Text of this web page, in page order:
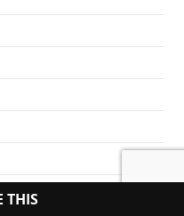
THIS